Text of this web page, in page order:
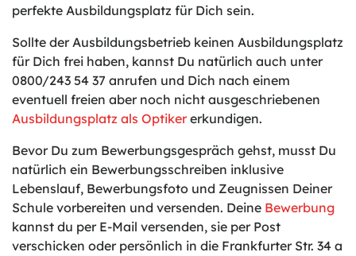
perfekte Ausbildungsplatz für Dich sein.
Sollte der Ausbildungsbetrieb keinen Ausbildungsplatz
für Dich frei haben, kannst Du natürlich auch unter
0800/243 54 37 anrufen und Dich nach einem
eventuell freien aber noch nicht ausgeschriebenen
Ausbildungsplatz als Optiker erkundigen.
Bevor Du zum Bewerbungsgespräch gehst, musst Du
natürlich ein Bewerbungsschreiben inklusive
Lebenslauf, Bewerbungsfoto und Zeugnissen Deiner
Schule vorbereiten und versenden. Deine Bewerbung
kannst du per E-Mail versenden, sie per Post
verschicken oder persönlich in die Frankfurter Str. 34 a